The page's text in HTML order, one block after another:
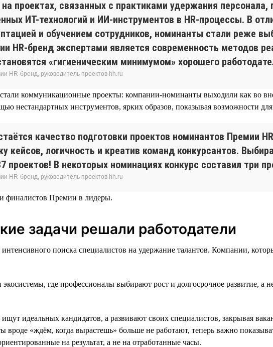
проектах, связанных с практиками удержания
ИТ-технологий и ИИ-инструментов в HR-процессы. В
и обучением сотрудников, номинанты стали реже
HR-бренд экспертами является современность методов
«гигиеническим минимумом» хорошего
HR-бренд, руководитель проектов hh.ru
коммуникационные проекты: компании-номинанты выходили как во
нестандартных инструментов, ярких образов, показывая возможности для
качество подготовки проектов номинантов Премии
кейсов, логичность и креатив команд конкурсантов.
проектов! В некоторых номинациях конкурс составил три
HR-бренд, руководитель проектов hh.ru
финалистов Премии в лидеры.
задачи решали работодатели
поиска специалистов на удержание талантов. Компании,
где профессионалы выбирают рост и долгосрочное развитие, а
идеальных кандидатов, а развивают своих специалистов, закрывая
«ждём, когда вырастешь» больше не работают, теперь важно
на результат, а не на отработанные часы.